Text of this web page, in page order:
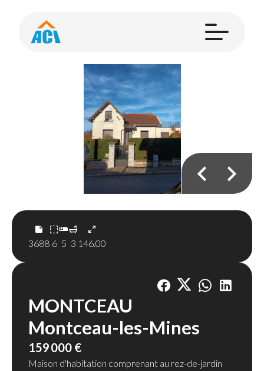
3688 6 5 3 146.00
MONTCEAU
Montceau-les-Mines
159 000 €
Maison d'habitation comprenant au rez-de-jardin